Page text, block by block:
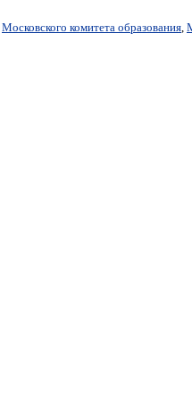
Московского комитета образования,